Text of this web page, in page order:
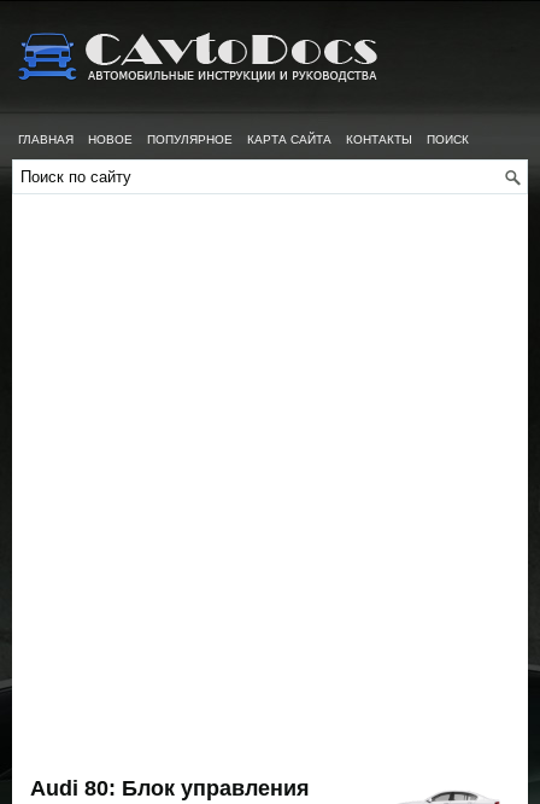
ГЛАВНАЯ НОВОЕ ПОПУЛЯРНОЕ КАРТА САЙТА КОНТАКТЫ ПОИСК
Audi 80: Блок управления